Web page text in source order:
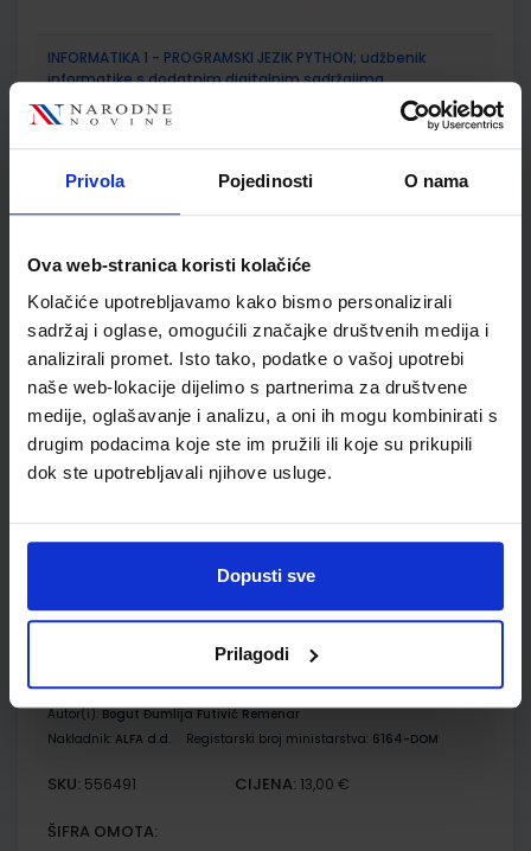
Privola Pojedinosti O nama
Ova web-stranica koristi kolačiće
Kolačiće upotrebljavamo kako bismo personalizirali
sadržaj i oglase, omogućili značajke društvenih medija i
analizirali promet. Isto tako, podatke o vašoj upotrebi
naše web-lokacije dijelimo s partnerima za društvene
medije, oglašavanje i analizu, a oni ih mogu kombinirati s
drugim podacima koje ste im pružili ili koje su prikupili
dok ste upotrebljavali njihove usluge.
Dopusti sve
Prilagodi
INFORMATIKA 1 - PROGRAMSKI JEZIK PYTHON; udžbenik
informatike s dodatnim digitalnim sadržajima
Autor(i): Predrag Brođanac Leo Budin Zlatka Markučič Smiljana
ŠIFRA OMOTA:
Udžbenik
BIOLOGIJA 1; udžbenik iz biologije za prvi razred gimnazije
Autor(i):Bogut Đumlija Futivić Remenar
Nakladnik:ALFA d.d. Registarski broj ministarstva:6164
SKU:556330 CIJENA:21,00 €
ŠIFRA OMOTA:
BIOLOGIJA 1; radna bilježnica iz biologije za prvi razred
Autor(i):Bogut Đumlija Futivić Remenar
Nakladnik: ALFA d.d. Registarski broj ministarstva: 6164-DOM
SKU: 556491 CIJENA: 13,00 €
ŠIFRA OMOTA: